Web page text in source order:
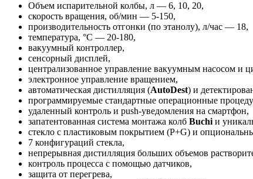
Объем испарительной колбы, л — 6, 10, 20,
скорость вращения, об/мин — 5-150,
производительность отгонки (по этанолу), л/час — 18,
температура, °С — 20-180,
вакуумный контроллер,
сенсорный дисплей,
централизованное управление вакуумным насосом и
электронное управление вращением,
автоматическая дистилляция (AutoDest) и
программируемые стандартные операционные
удаленный контроль и push-уведомления на смартфон,
запатентованная система монтажа колб Buchi и
стекло с пластиковым покрытием (P+G) и
7 конфигураций стекла,
непрерывная дистилляция больших объемов
контроль процесса с помощью датчиков,
защита от перегрева,